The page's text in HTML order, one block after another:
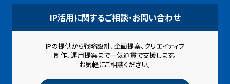
IP活用に関するご相談・お問い合わせ
IPの提供から戦略設計、企画提案、クリエイティブ
制作、運用提案まで一気通貫で支援します。
お気軽にご相談ください。